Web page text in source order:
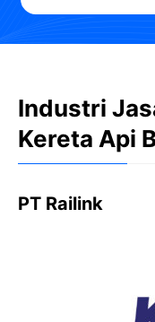
Industri
Kereta Api
PT Railink